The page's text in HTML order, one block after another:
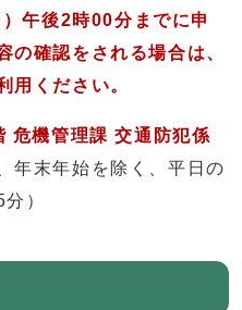
午後2時00分までに申
の確認をされる場合は、
用ください。
危機管理課 交通防犯係
年末年始を除く、平日の
）